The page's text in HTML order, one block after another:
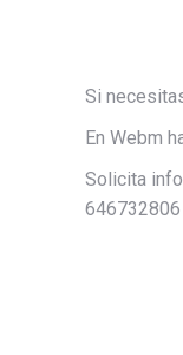
Si
En Webm
Solicita
646732806